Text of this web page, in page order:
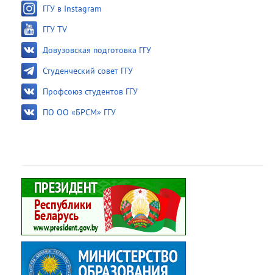
ГГУ в Instagram
ГГУ TV
Довузовская подготовка ГГУ
Студенческий совет ГГУ
Профсоюз студентов ГГУ
ПО ОО «БРСМ» ГГУ